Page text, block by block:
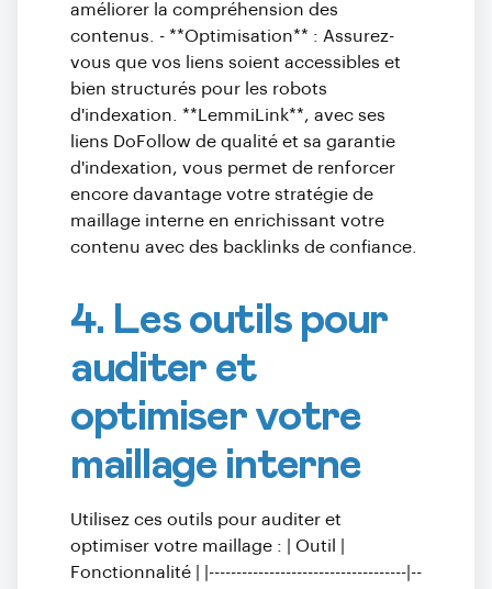
améliorer la compréhension des
contenus. - **Optimisation** : Assurez-
vous que vos liens soient accessibles et
bien structurés pour les robots
d'indexation. **LemmiLink**, avec ses
liens DoFollow de qualité et sa garantie
d'indexation, vous permet de renforcer
encore davantage votre stratégie de
maillage interne en enrichissant votre
contenu avec des backlinks de confiance.
4. Les outils pour
auditer et
optimiser votre
maillage interne
Utilisez ces outils pour auditer et
optimiser votre maillage : | Outil |
Fonctionnalité | |------------------------------------|--